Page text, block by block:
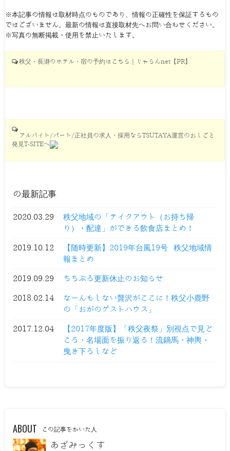
※本記事の情報は取材時点のものであり、情報の正確性を保証するもの
ではございません。最新の情報は直接取材先へお問い合わせください。
※写真の無断掲載・使用を禁止いたします。
秩父・長瀞のホテル・宿の予約はこちら｜じゃらんnet【PR】
アルバイト/パート/正社員の求人・採用ならTSUTAYA運営のおしごと
発見T-SITEへ
の最新記事
2020.03.29
秩父地域の「テイクアウト（お持ち帰
り）・配達」ができる飲食店まとめ！
2019.10.12
【随時更新】2019年台風19号 秩父地域情
報まとめ
2019.09.29 ちちぶる更新休止のお知らせ
2018.02.14
なーんもしない贅沢がここに！秩父小鹿野
の「おがのゲストハウス」
2017.12.04
【2017年度版】「秩父夜祭」別視点で見ど
ころ・名場面を振り返る！流鏑馬・神輿・
曳き下ろしなど
ABOUT この記事をかいた人
あざみっくす